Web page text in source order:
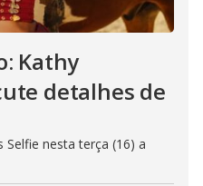
Kathy
detalhes de
nesta terça (16) a